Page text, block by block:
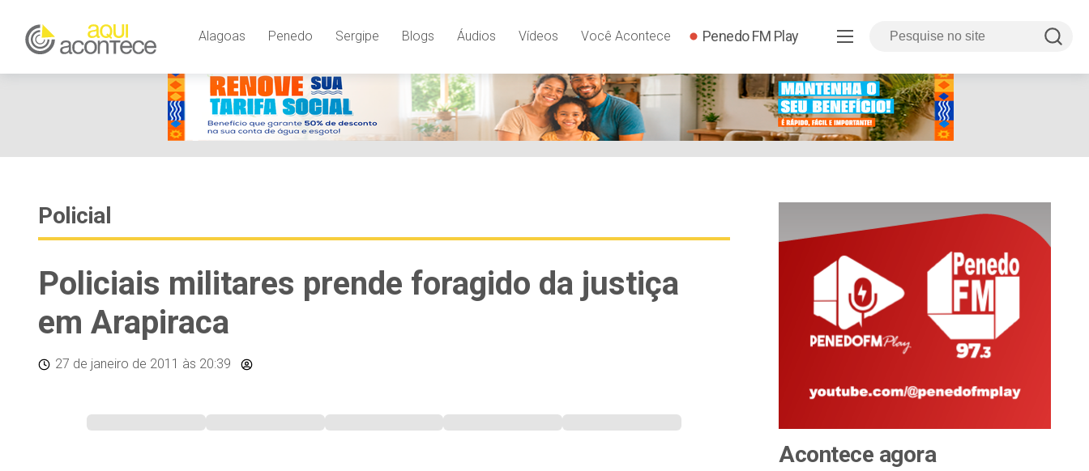
Alagoas Penedo Sergipe Blogs Áudios Vídeos Você Acontece Penedo FM Play
Policial
Policiais militares prende foragido da justiça
em Arapiraca
27 de janeiro de 2011 às 20:39
Acontece agora